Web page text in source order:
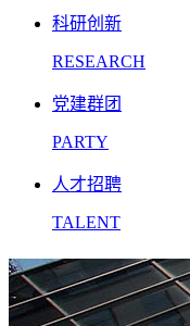
科研创新
RESEARCH
党建群团
PARTY
人才招聘
TALENT